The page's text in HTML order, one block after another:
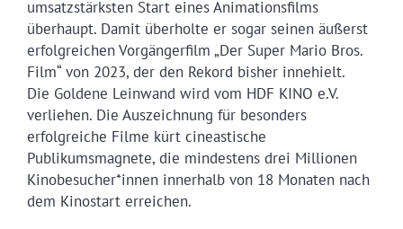
umsatzstärksten Start eines Animationsfilms
überhaupt. Damit überholte er sogar seinen äußerst
erfolgreichen Vorgängerfilm „Der Super Mario Bros.
Film“ von 2023, der den Rekord bisher innehielt.
Die Goldene Leinwand wird vom HDF KINO e.V.
verliehen. Die Auszeichnung für besonders
erfolgreiche Filme kürt cineastische
Publikumsmagnete, die mindestens drei Millionen
Kinobesucher*innen innerhalb von 18 Monaten nach
dem Kinostart erreichen.